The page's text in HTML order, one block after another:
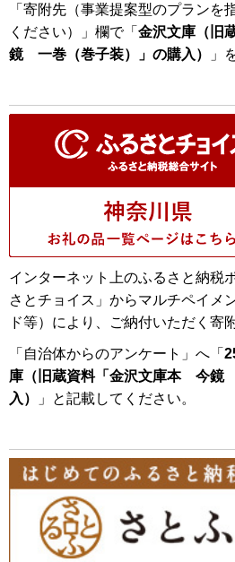
「寄附先（事業提案型のプランを
ください）」欄で「 金沢文庫（旧
鏡 一巻（巻子装）」の購入）
」
インターネット上のふるさと納税
さとチョイス」からマルチペイメ
ド等）により、ご納付いただく寄
「自治体からのアンケート」へ「
庫（旧蔵資料「金沢文庫本 今鏡
入）
」と記載してください。